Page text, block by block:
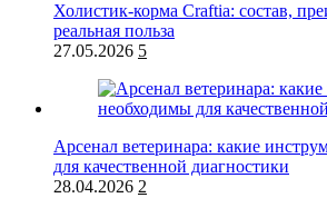
Холистик-корма Craftia: состав,
реальная польза
27.05.2026 5
Арсенал ветеринара: какие
для качественной диагностики
28.04.2026 2